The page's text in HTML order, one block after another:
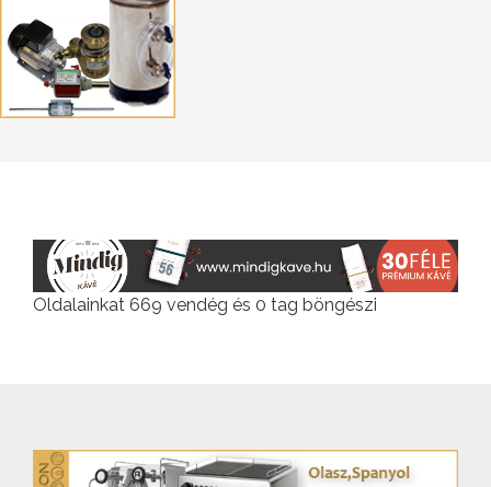
Oldalainkat 669 vendég és 0 tag böngészi